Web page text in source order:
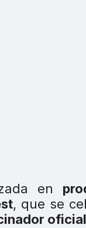
en
, que se
oficial